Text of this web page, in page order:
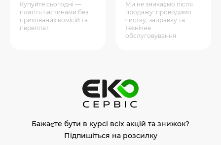
Купуйте сьогодні —
платіть частинами без
прихованих комісій та
переплат.
Ми не зникаємо після
продажу: проводимо
чистку, заправку та
технічне
обслуговування
Бажаєте бути в курсі всіх акцій та знижок?
Підпишіться на розсилку